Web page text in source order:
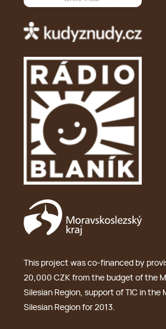
This project was co-financed by
20,000 CZK from the budget of the
Silesian Region, support of TIC in the
Silesian Region for 2013.